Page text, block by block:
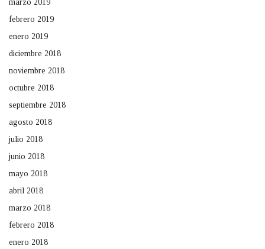
marzo 2019
febrero 2019
enero 2019
diciembre 2018
noviembre 2018
octubre 2018
septiembre 2018
agosto 2018
julio 2018
junio 2018
mayo 2018
abril 2018
marzo 2018
febrero 2018
enero 2018